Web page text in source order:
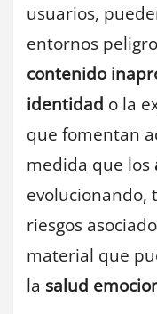
usuarios,
entornos
contenido
identidad o la
que fomentan
medida que los
evolucionando,
riesgos
material que
la salud